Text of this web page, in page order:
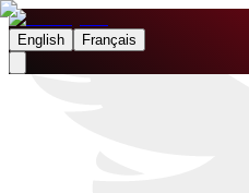
English Français